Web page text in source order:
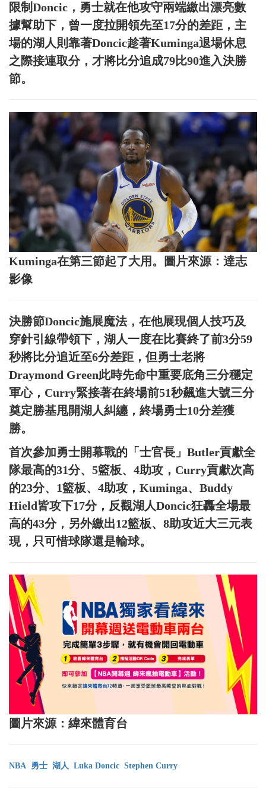
限制Doncic，勇士就在他攻守兩端繳出漂亮數
據幫助下，曾一度拉開領先至17分的差距，主
場的湖人則靠著Doncic趁著Kuminga退場休息
之際接連取分，才將比分追成79比90進入決勝
節。
Kuminga在第三節起了大用。圖片來源：達志
影像
決勝節Doncic施展魔法，在他展現個人技巧及
穿針引線帶領下，湖人一度在比賽終了前3分59
秒將比分追近至6分差距，但勇士老將
Draymond Green此時先命中重要底角三分穩定
軍心，Curry緊接著在終場前51秒飆進大號三分
奠定勝基甩開湖人糾纏，終場勇士10分差獲
勝。
首次參加勇士開幕戰的「士官長」Butler貢獻全
隊最高的31分、5籃板、4助攻，Curry貢獻次高
的23分、1籃板、4助攻，Kuminga、Buddy
Hield皆攻下17分，反觀湖人Doncic狂轟全場最
高的43分，另外繳出12籃板、8助攻近大三元表
現，只可惜球隊還是輸球。
圖片來源：緯來體育台
NBA 勇士 湖人 Luka Doncic Stephen Curry